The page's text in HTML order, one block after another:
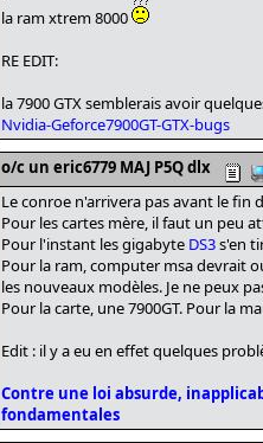
la ram xtrem 8000
RE EDIT:
la 7900 GTX semblerais avoir
Nvidia-Geforce7900GT-GTX-bugs
o/c un eric6779 MAJ P5Q dlx
Le conroe n'arrivera pas avant le fin
Pour les cartes mère, il faut un peu
Pour l'instant les gigabyte DS3s'en
Pour la ram, computer msa devrait
les nouveaux modèles. Je ne peux
Pour la carte, une 7900GT. Pour la
Edit : il y a eu en effet quelques
Contre une loi absurde,
fondamentales